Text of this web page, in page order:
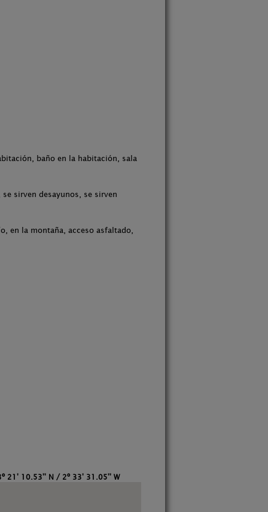
baño en la habitación, sala
sirven desayunos, se sirven
en la montaña, acceso asfaltado,
21' 10.53'' N / 2º 33' 31.05'' W